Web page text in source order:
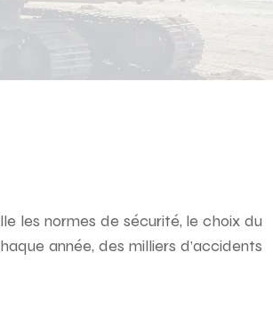
les normes de sécurité, le choix du
année, des milliers d’accidents